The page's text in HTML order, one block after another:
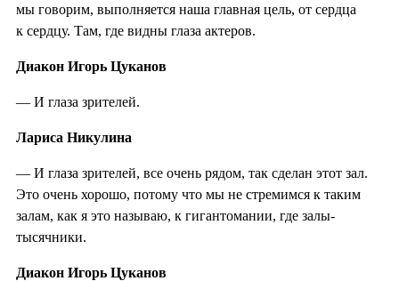
мы говорим, выполняется наша главная цель, от сердца
к сердцу. Там, где видны глаза актеров.
Диакон Игорь Цуканов
— И глаза зрителей.
Лариса Никулина
— И глаза зрителей, все очень рядом, так сделан этот зал.
Это очень хорошо, потому что мы не стремимся к таким
залам, как я это называю, к гигантомании, где залы-
тысячники.
Диакон Игорь Цуканов